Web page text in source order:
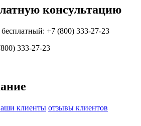
консультацию
+7 (800) 333-27-23
333-27-23
клиенты отзывы клиентов